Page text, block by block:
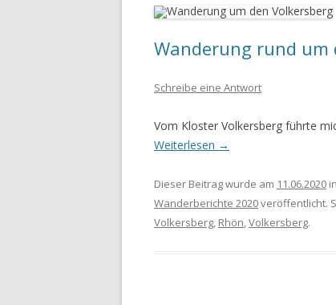
Wanderung rund um
Schreibe eine Antwort
Vom Kloster Volkersberg führte
Weiterlesen →
Dieser Beitrag wurde am 11.06.2020 in
Wanderberichte 2020veröffentlicht.
Volkersberg, Rhön,Volkersberg.